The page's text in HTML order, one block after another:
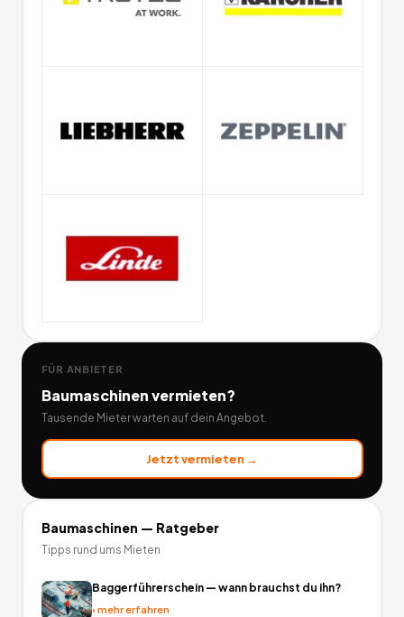
FÜR ANBIETER
Baumaschinenvermieten?
Tausende Mieter warten auf dein Angebot.
Jetzt vermieten →
Baumaschinen — Ratgeber
Tipps rund ums Mieten
Baggerführerschein — wann brauchst du ihn?
›mehr erfahren